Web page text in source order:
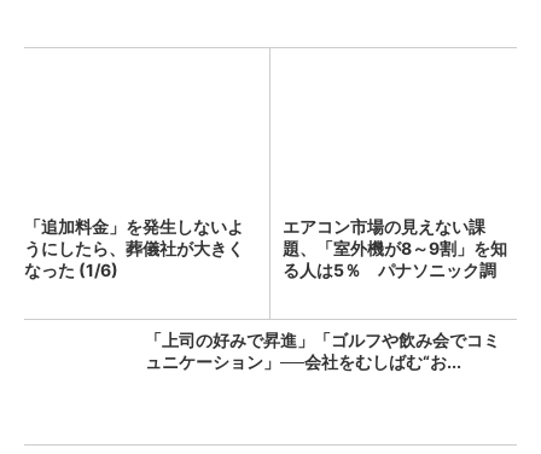
「追加料金」を発生しないよ
うにしたら、葬儀社が大きく
なった (1/6)
エアコン市場の見えない課
題、「室外機が8～9割」を知
る人は5％ パナソニック調
「上司の好みで昇進」「ゴルフや飲み会でコミ
ュニケーション」──会社をむしばむ“お...